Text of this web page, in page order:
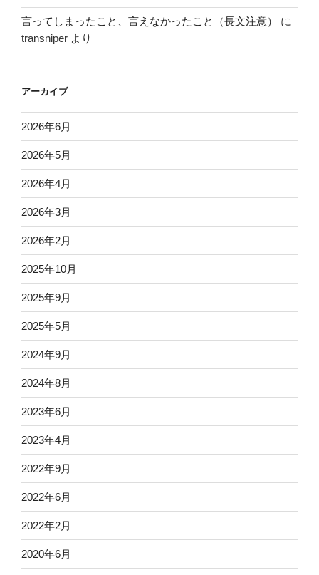
言ってしまったこと、言えなかったこと（長文注意）
に
transniper より
アーカイブ
2026年6月
2026年5月
2026年4月
2026年3月
2026年2月
2025年10月
2025年9月
2025年5月
2024年9月
2024年8月
2023年6月
2023年4月
2022年9月
2022年6月
2022年2月
2020年6月